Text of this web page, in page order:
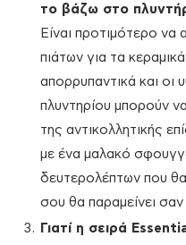
το βάζω στο
Είναι προτιμότερο να
πιάτων για τα
απορρυπαντικά και οι
πλυντηρίου μπορούν
της αντικολλητικής
με ένα μαλακό
δευτερολέπτων που θα
σου θα παραμείνει σαν
Γιατί η σειρά